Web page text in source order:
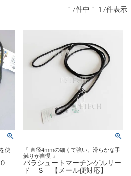
17件中 1-17件表示
使
『 直径4mmの細くて強い、滑らかな手
触りが自慢 』
パラシュートマーチンゲルリー
ド Ｓ 【メール便対応】